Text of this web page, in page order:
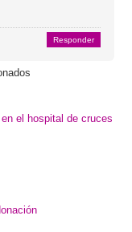
Responder
el hospital de cruces